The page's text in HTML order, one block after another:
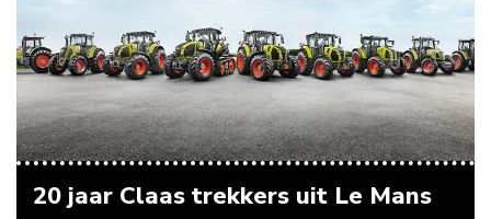
20 jaar Claas trekkers uit Le Mans